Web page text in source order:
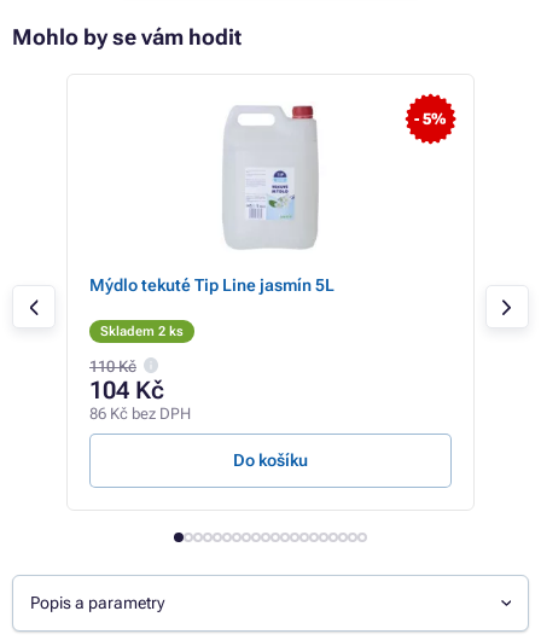
Mohlo by se vám hodit
- 5%
Mýdlo tekuté Tip Line jasmín 5L
Skladem 2 ks
110 Kč
104 Kč
86 Kč bez DPH
Do košíku
Popis a parametry